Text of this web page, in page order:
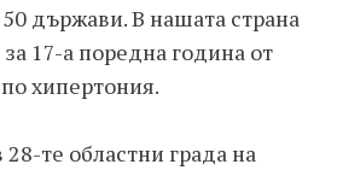
държави. В нашата страна
17-а поредна година от
хипертония.
те областни града на